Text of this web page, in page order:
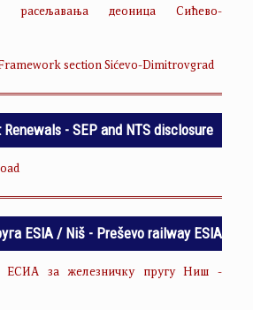
расељавања деоница Сићево-
section Sićevo-Dimitrovgrad
- SEP and NTS disclosure
ESIA / Niš - Preševo railway ESIA
ЕСИА за железничку пругу Ниш -